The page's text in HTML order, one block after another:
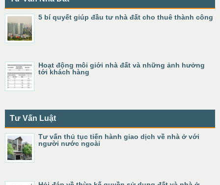
5 bí quyết giúp đầu tư nhà đất cho thuê thành công
Hoạt động môi giới nhà đất và những ảnh hưởng
tới khách hàng
Tư Vấn Luật
Tư vấn thủ tục tiến hành giao dịch về nhà ở với
người nước ngoài